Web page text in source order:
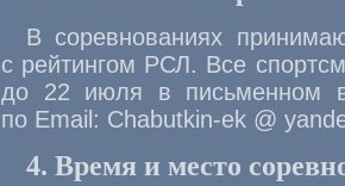
В соревнованиях
с рейтингом РСЛ. Все
до 22 июля в письменном
по Email: Chabutkin-ek @
4. Время и место